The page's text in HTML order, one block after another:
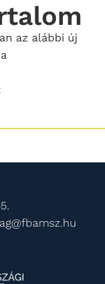
az alábbi új